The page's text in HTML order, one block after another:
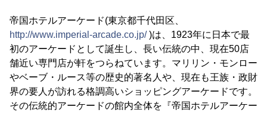
帝国ホテルアーケード(東京都千代田区、
http://www.imperial-arcade.co.jp/)は、1923年に日本で最
初のアーケードとして誕生し、長い伝統の中、現在50店
舗近い専門店が軒をつらねています。マリリン・モンロー
やベーブ・ルース等の歴史的著名人や、現在も王族・政財
界の要人が訪れる格調高いショッピングアーケードです。
その伝統的アーケードの館内全体を『帝国ホテルアーケー